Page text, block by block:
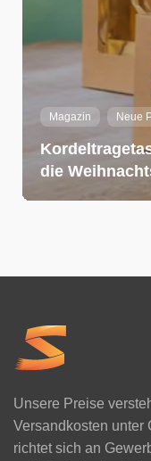
Magazin Neue
die
Unsere Preise
Versandkosten unter
richtet sich an